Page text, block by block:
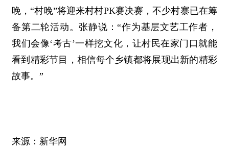
晚，“村晚”将迎来村村PK赛决赛，不少村寨已在筹
备第二轮活动。张静说：“作为基层文艺工作者，
我们会像‘考古’一样挖文化，让村民在家门口就能
看到精彩节目，相信每个乡镇都将展现出新的精彩
故事。”
来源：新华网